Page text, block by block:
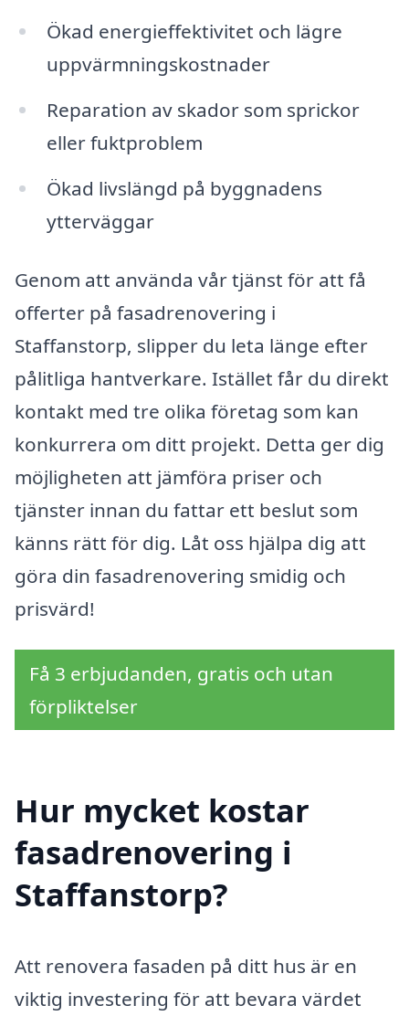
Ökad energieffektivitet och lägre
uppvärmningskostnader
Reparation av skador som sprickor
eller fuktproblem
Ökad livslängd på byggnadens
ytterväggar
Genom att använda vår tjänst för att få
offerter på fasadrenovering i
Staffanstorp, slipper du leta länge efter
pålitliga hantverkare. Istället får du direkt
kontakt med tre olika företag som kan
konkurrera om ditt projekt. Detta ger dig
möjligheten att jämföra priser och
tjänster innan du fattar ett beslut som
känns rätt för dig. Låt oss hjälpa dig att
göra din fasadrenovering smidig och
prisvärd!
Få 3 erbjudanden, gratis och utan
förpliktelser
Hur mycket kostar
fasadrenovering i
Staffanstorp?
Att renovera fasaden på ditt hus är en
viktig investering för att bevara värdet